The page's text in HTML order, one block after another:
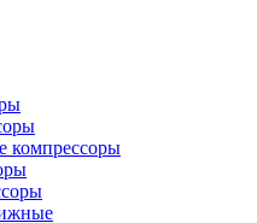
компрессоры